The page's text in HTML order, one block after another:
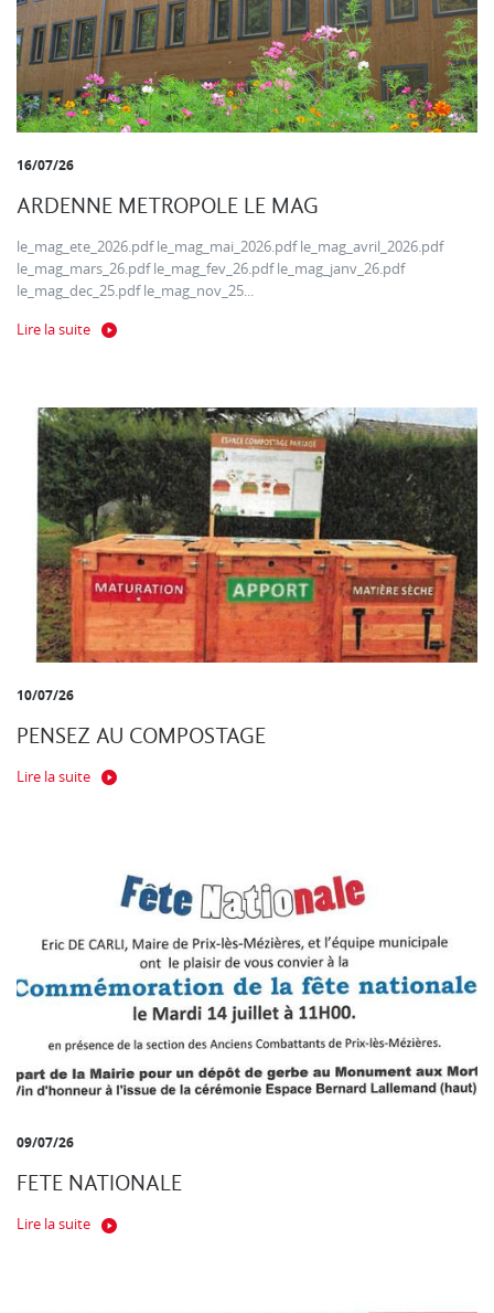
16/07/26
ARDENNE METROPOLE LE MAG
le_mag_ete_2026.pdf le_mag_mai_2026.pdf le_mag_avril_2026.pdf
le_mag_mars_26.pdf le_mag_fev_26.pdf le_mag_janv_26.pdf
le_mag_dec_25.pdf le_mag_nov_25...
Lire la suite
10/07/26
PENSEZ AU COMPOSTAGE
Lire la suite
09/07/26
FETE NATIONALE
Lire la suite